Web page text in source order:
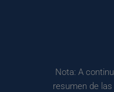
Nota: A
resumen de